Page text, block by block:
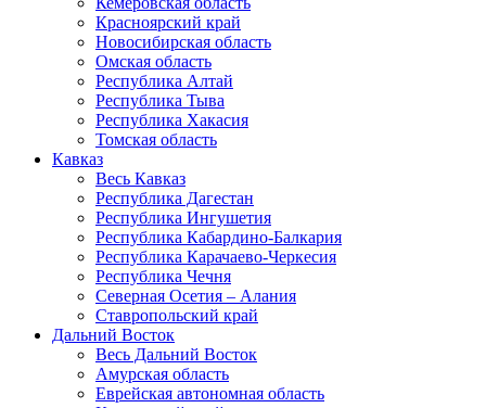
Красноярский край
Новосибирская область
Омская область
Республика Алтай
Республика Тыва
Республика Хакасия
Томская область
Кавказ
Весь Кавказ
Республика Дагестан
Республика Ингушетия
Республика Кабардино-Балкария
Республика Карачаево-Черкесия
Республика Чечня
Северная Осетия – Алания
Ставропольский край
Дальний Восток
Весь Дальний Восток
Амурская область
Еврейская автономная область